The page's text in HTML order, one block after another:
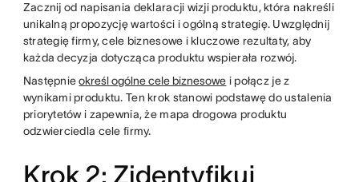
Zacznij od napisania deklaracji wizji produktu, która nakreśli
unikalną propozycję wartości i ogólną strategię. Uwzględnij
strategię firmy, cele biznesowe i kluczowe rezultaty, aby
każda decyzja dotycząca produktu wspierała rozwój.
Następnieokreśl ogólne cele biznesowe i połącz je z
wynikami produktu. Ten krok stanowi podstawę do ustalenia
priorytetów i zapewnia, że mapa drogowa produktu
odzwierciedla cele firmy.
Krok 2: Zidentyfikuj